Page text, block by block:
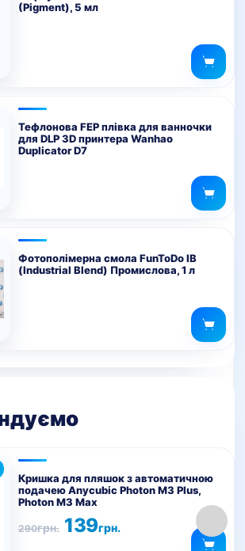
(Pigment), 5 мл
Тефлонова FEP плівка для ванночки
для DLP 3D принтера Wanhao
Duplicator D7
Фотополімерна смола FunToDo IB
(Industrial Blend) Промислова, 1 л
Кришка для пляшок з автоматичною
подачею Anycubic Photon M3 Plus,
Photon M3 Max
290грн.
Оригінальна
ціна:
139грн.
Поточна
ціна: